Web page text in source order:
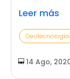
Leer más
14 Ago,